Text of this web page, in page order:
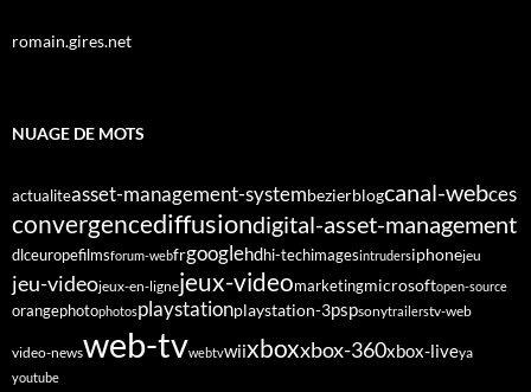
romain.gires.net
NUAGE DE MOTS
actualiteasset-management-systembezierblogcanal-webces
convergencediffusiondigital-asset-management
dlceuropefilmsforum-webfrgooglehdhi-techimagesintrudersiphonejeu
jeu-videojeux-en-lignejeux-videomarketingmicrosoftopen-source
orangephotophotosplaystationplaystation-3pspsonytrailerstv-web
video-newsweb-tvwebtvwiixboxxbox-360xbox-liveya
youtube